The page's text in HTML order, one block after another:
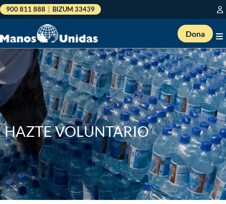
900 811 888 BIZUM 33439
Dona
HAZTE VOLUNTARIO